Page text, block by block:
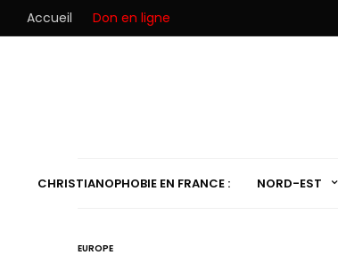
Accueil Don en ligne
CHRISTIANOPHOBIE EN FRANCE : NORD-EST
EUROPE